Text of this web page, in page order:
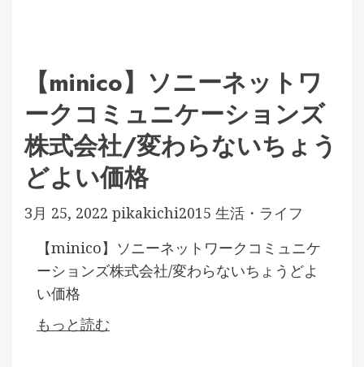
【minico】ソニーネットワ
ークコミュニケーションズ
株式会社/変わらないちょう
どよい価格
3月 25, 2022 pikakichi2015 生活・ライフ
【minico】ソニーネットワークコミュニケ
ーションズ株式会社/変わらないちょうどよ
い価格
もっと読む